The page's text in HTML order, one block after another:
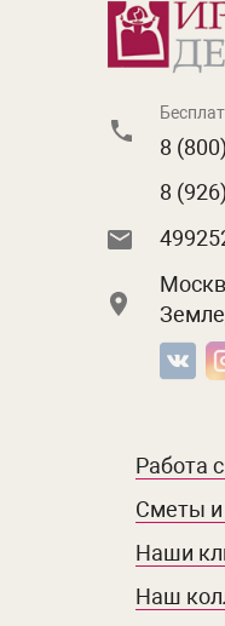
8
8
Работа
Сметы и
Наши
Наш